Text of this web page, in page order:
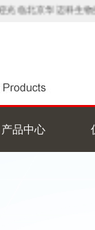
临北京华迈科生物
产品中心